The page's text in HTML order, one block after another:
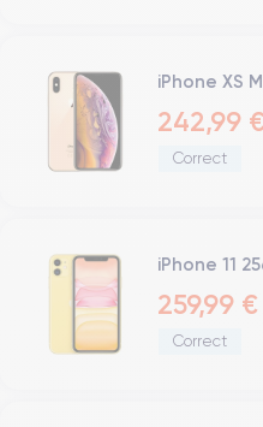
iPhone XS
242,99 €
Correct
iPhone 11
259,99 €
Correct